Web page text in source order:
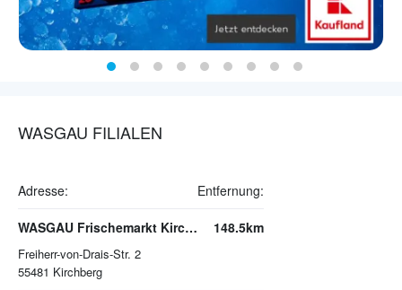
WASGAU FILIALEN
Adresse: Entfernung:
WASGAU Frischemarkt Kirchberg
Freiherr-von-Drais-Str. 2
55481 Kirchberg
148.5km